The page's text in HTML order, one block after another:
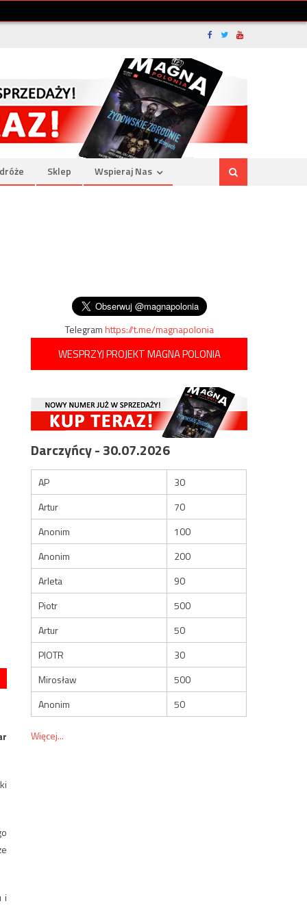
Sklep Wspieraj Nas
i
Telegramhttps://t.me/magnapolonia
WESPRZYJ PROJEKT MAGNA POLONIA
Darczyńcy - 30.07.2026
AP
30
Artur
70
Anonim
100
Anonim
200
Arleta
90
Piotr
500
Artur
50
PIOTR
30
Mirosław
500
Anonim
50
Więcej...